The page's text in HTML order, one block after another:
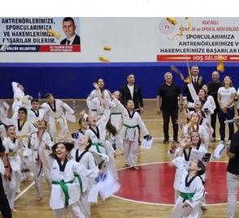
Kültür & Sanat
Bilim-Teknoloji
Köşe Yazıları
Röportaj
Video Galeri
Tüm Manşetler
Son Dakika Haberleri
Haber Arşivi